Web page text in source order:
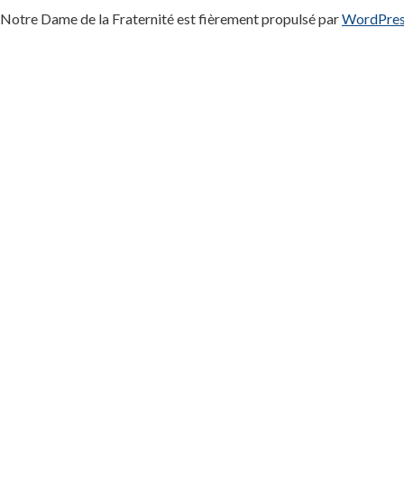
Notre Dame de la Fraternité est fièrement propulsé par